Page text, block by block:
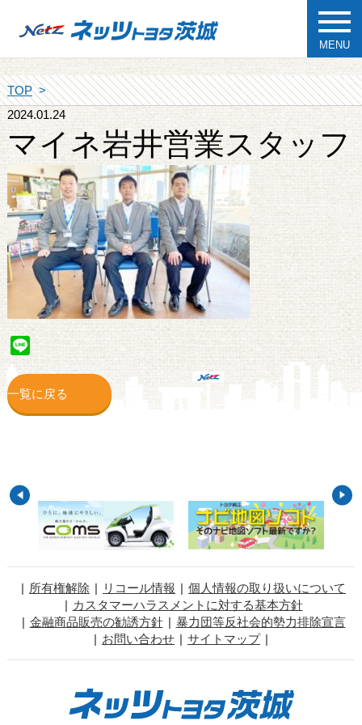
MENU
TOP
2024.01.24
マイネ岩井営業スタッフ
Line
一覧に戻る
所有権解除 リコール情報
個人情報の取り扱いについて
カスタマーハラスメントに対する基本方針
金融商品販売の勧誘方針
暴力団等反社会的勢力排除宣言
お問い合わせ
サイトマップ